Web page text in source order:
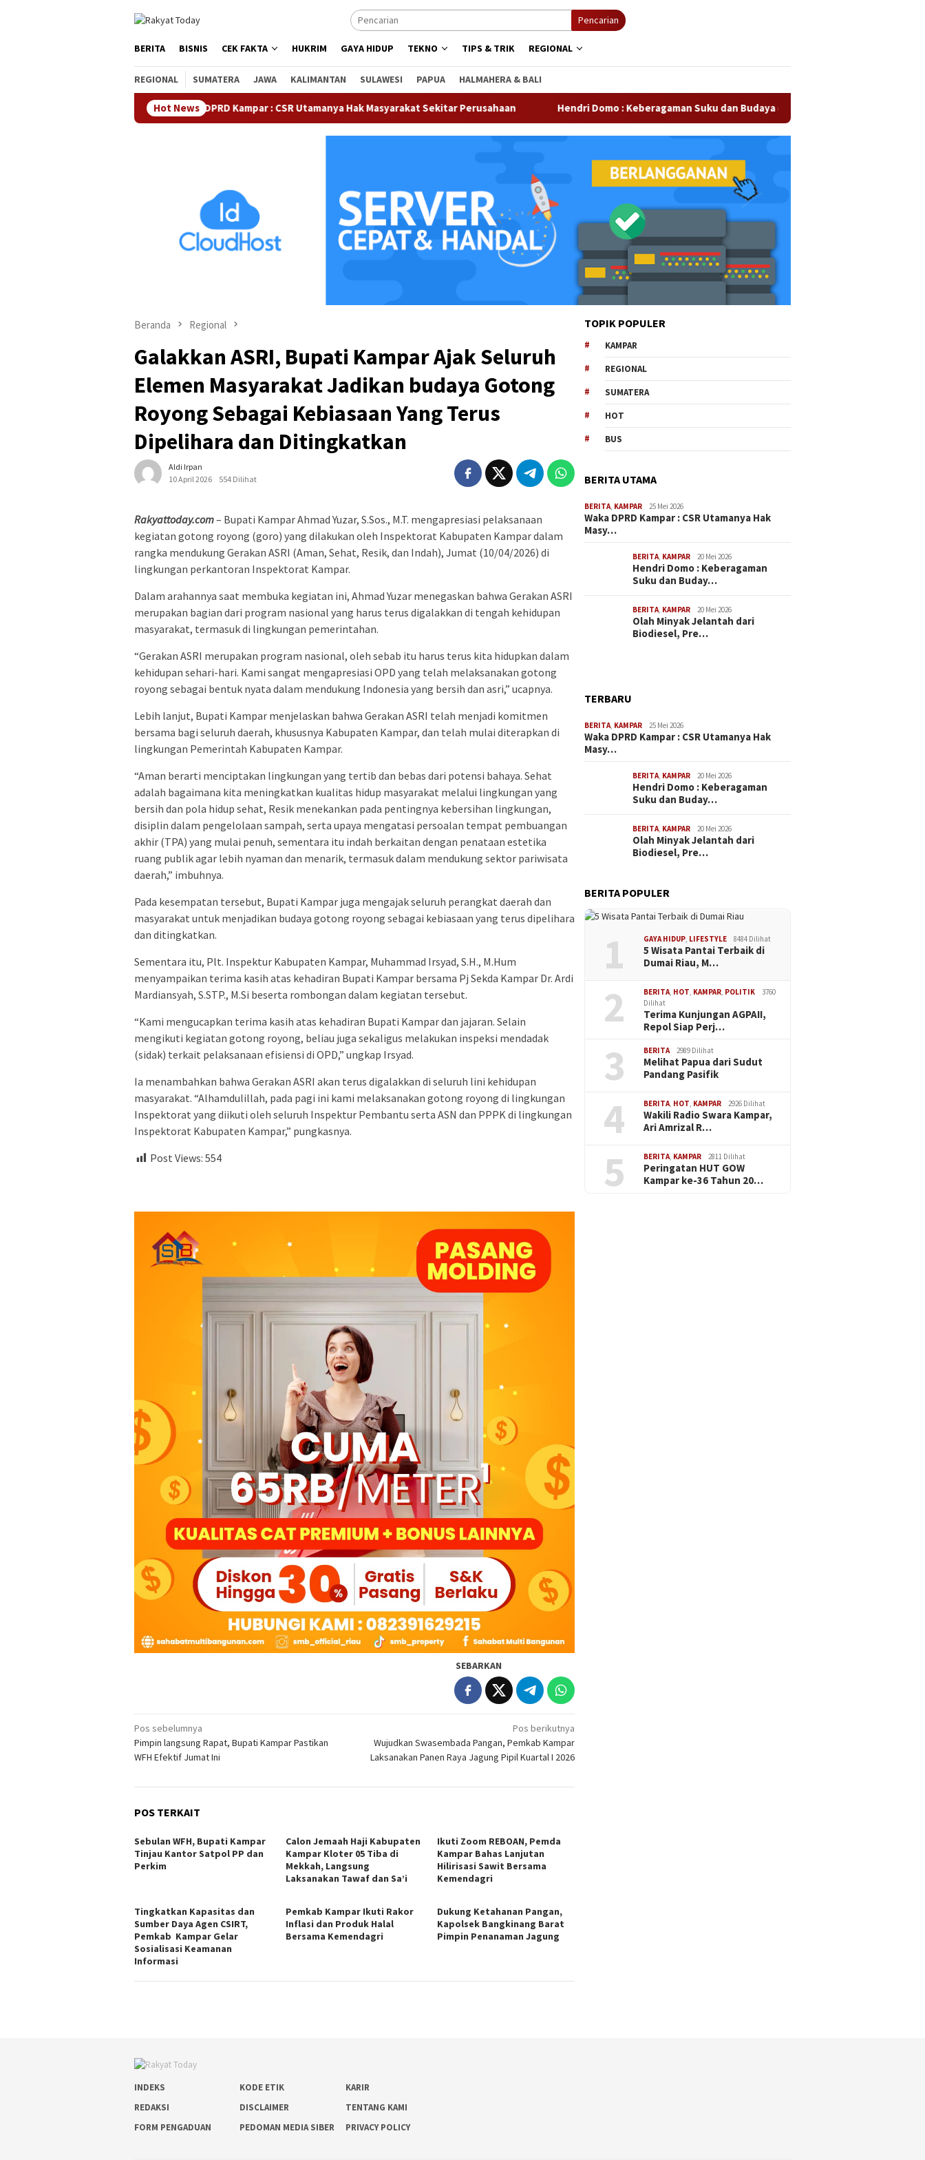
Pencarian
BERITA BISNIS CEK FAKTA HUKRIM GAYA HIDUP TEKNO TIPS & TRIK REGIONAL
REGIONAL SUMATERA JAWA KALIMANTAN SULAWESI PAPUA HALMAHERA & BALI
Hot News
Waka DPRD Kampar : CSR Utamanya Hak Masyarakat Sekitar Perusahaan Hendri Domo : Keberagaman Suku dan Budaya di Kampar Jadi Kekuatan Persaudaraan
Beranda Regional
Galakkan ASRI, Bupati Kampar Ajak Seluruh
Elemen Masyarakat Jadikan budaya Gotong
Royong Sebagai Kebiasaan Yang Terus
Dipelihara dan Ditingkatkan
Aldi Irpan
10 April 2026
554 Dilihat
Rakyattoday.com– Bupati Kampar Ahmad Yuzar, S.Sos., M.T. mengapresiasi pelaksanaan
kegiatan gotong royong (goro) yang dilakukan oleh Inspektorat Kabupaten Kampar dalam
rangka mendukung Gerakan ASRI (Aman, Sehat, Resik, dan Indah), Jumat (10/04/2026) di
lingkungan perkantoran Inspektorat Kampar.
Dalam arahannya saat membuka kegiatan ini, Ahmad Yuzar menegaskan bahwa Gerakan ASRI
merupakan bagian dari program nasional yang harus terus digalakkan di tengah kehidupan
masyarakat, termasuk di lingkungan pemerintahan.
“Gerakan ASRI merupakan program nasional, oleh sebab itu harus terus kita hidupkan dalam
kehidupan sehari-hari. Kami sangat mengapresiasi OPD yang telah melaksanakan gotong
royong sebagai bentuk nyata dalam mendukung Indonesia yang bersih dan asri,” ucapnya.
Lebih lanjut, Bupati Kampar menjelaskan bahwa Gerakan ASRI telah menjadi komitmen
bersama bagi seluruh daerah, khususnya Kabupaten Kampar, dan telah mulai diterapkan di
lingkungan Pemerintah Kabupaten Kampar.
“Aman berarti menciptakan lingkungan yang tertib dan bebas dari potensi bahaya. Sehat
adalah bagaimana kita meningkatkan kualitas hidup masyarakat melalui lingkungan yang
bersih dan pola hidup sehat, Resik menekankan pada pentingnya kebersihan lingkungan,
disiplin dalam pengelolaan sampah, serta upaya mengatasi persoalan tempat pembuangan
akhir (TPA) yang mulai penuh, sementara itu indah berkaitan dengan penataan estetika
ruang publik agar lebih nyaman dan menarik, termasuk dalam mendukung sektor pariwisata
daerah,” imbuhnya.
Pada kesempatan tersebut, Bupati Kampar juga mengajak seluruh perangkat daerah dan
masyarakat untuk menjadikan budaya gotong royong sebagai kebiasaan yang terus dipelihara
dan ditingkatkan.
Sementara itu, Plt. Inspektur Kabupaten Kampar, Muhammad Irsyad, S.H., M.Hum
menyampaikan terima kasih atas kehadiran Bupati Kampar bersama Pj Sekda Kampar Dr. Ardi
Mardiansyah, S.STP., M.Si beserta rombongan dalam kegiatan tersebut.
“Kami mengucapkan terima kasih atas kehadiran Bupati Kampar dan jajaran. Selain
mengikuti kegiatan gotong royong, beliau juga sekaligus melakukan inspeksi mendadak
(sidak) terkait pelaksanaan efisiensi di OPD,” ungkap Irsyad.
Ia menambahkan bahwa Gerakan ASRI akan terus digalakkan di seluruh lini kehidupan
masyarakat. “Alhamdulillah, pada pagi ini kami melaksanakan gotong royong di lingkungan
Inspektorat yang diikuti oleh seluruh Inspektur Pembantu serta ASN dan PPPK di lingkungan
Inspektorat Kabupaten Kampar,” pungkasnya.
Post Views: 554
SEBARKAN
Navigasi
pos
Pos sebelumnya
Pimpin langsung Rapat, Bupati Kampar Pastikan
WFH Efektif Jumat Ini
Pos berikutnya
Wujudkan Swasembada Pangan, Pemkab Kampar
Laksanakan Panen Raya Jagung Pipil Kuartal I 2026
POS TERKAIT
Sebulan WFH, Bupati Kampar
Tinjau Kantor Satpol PP dan
Perkim
Calon Jemaah Haji Kabupaten
Kampar Kloter 05 Tiba di
Mekkah, Langsung
Laksanakan Tawaf dan Sa’i
Ikuti Zoom REBOAN, Pemda
Kampar Bahas Lanjutan
Hilirisasi Sawit Bersama
Kemendagri
Tingkatkan Kapasitas dan
Sumber Daya Agen CSIRT,
Pemkab Kampar Gelar
Sosialisasi Keamanan
Informasi
Pemkab Kampar Ikuti Rakor
Inflasi dan Produk Halal
Bersama Kemendagri
Dukung Ketahanan Pangan,
Kapolsek Bangkinang Barat
Pimpin Penanaman Jagung
TOPIK POPULER
KAMPAR
REGIONAL
SUMATERA
HOT
BUS
BERITA UTAMA
BERITA, KAMPAR 25 Mei 2026
Waka DPRD Kampar : CSR Utamanya Hak
Masy…
BERITA, KAMPAR 20 Mei 2026
Hendri Domo : Keberagaman
Suku dan Buday…
BERITA, KAMPAR 20 Mei 2026
Olah Minyak Jelantah dari
Biodiesel, Pre…
TERBARU
BERITA, KAMPAR 25 Mei 2026
Waka DPRD Kampar : CSR Utamanya Hak
Masy…
BERITA, KAMPAR 20 Mei 2026
Hendri Domo : Keberagaman
Suku dan Buday…
BERITA, KAMPAR 20 Mei 2026
Olah Minyak Jelantah dari
Biodiesel, Pre…
BERITA POPULER
1 GAYA HIDUP, LIFESTYLE 8484 Dilihat
5 Wisata Pantai Terbaik di
Dumai Riau, M…
2 BERITA, HOT, KAMPAR, POLITIK
3760
Dilihat
Terima Kunjungan AGPAII,
Repol Siap Perj…
3 BERITA 2989 Dilihat
Melihat Papua dari Sudut
Pandang Pasifik
4 BERITA, HOT, KAMPAR 2926 Dilihat
Wakili Radio Swara Kampar,
Ari Amrizal R…
5 BERITA, KAMPAR 2811 Dilihat
Peringatan HUT GOW
Kampar ke-36 Tahun 20…
INDEKS KODE ETIK
KARIR
REDAKSI
DISCLAIMER
TENTANG KAMI
FORM PENGADUAN
PEDOMAN MEDIA SIBER PRIVACY POLICY